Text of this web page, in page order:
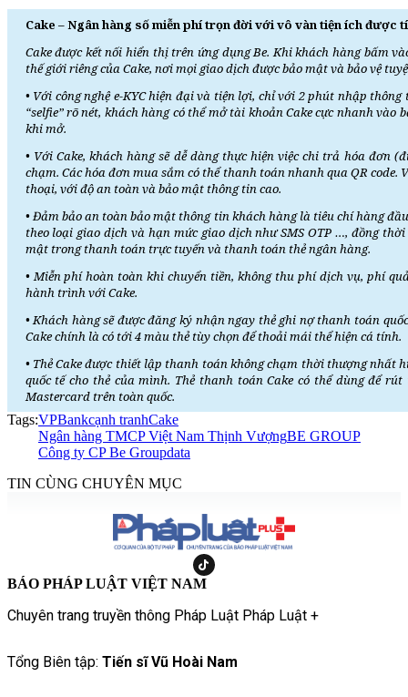
Cake – Ngân hàng số miễn phí trọn đời với vô vàn tiện ích
Cake được kết nối hiển thị trên ứng dụng Be. Khi khách hàng bấm
thế giới riêng của Cake, nơi mọi giao dịch được bảo mật và bảo vệ
• Với công nghệ e-KYC hiện đại và tiện lợi, chỉ với 2 phút nhập
“selfie” rõ nét, khách hàng có thể mở tài khoản Cake cực nhanh
khi mở.
• Với Cake, khách hàng sẽ dễ dàng thực hiện việc chi trả hóa
chạm. Các hóa đơn mua sắm có thể thanh toán nhanh qua QR
thoại, với độ an toàn và bảo mật thông tin cao.
• Đảm bảo an toàn bảo mật thông tin khách hàng là tiêu chí hàng
theo loại giao dịch và hạn mức giao dịch như SMS OTP …, đồng
mật trong thanh toán trực tuyến và thanh toán thẻ ngân hàng.
• Miễn phí hoàn toàn khi chuyển tiền, không thu phí dịch vụ, phí
hành trình với Cake.
• Khách hàng sẽ được đăng ký nhận ngay thẻ ghi nợ thanh toán
Cake chính là có tới 4 màu thẻ tùy chọn để thoải mái thể hiện cá tính.
• Thẻ Cake được thiết lập thanh toán không chạm thời thượng
quốc tế cho thẻ của mình. Thẻ thanh toán Cake có thể dùng để
Mastercard trên toàn quốc.
Tags:VPBankcạnh tranhCake
Ngân hàng TMCP Việt Nam Thịnh VượngBE GROUP
Công ty CP Be Groupdata
TIN CÙNG CHUYÊN MỤC
BÁO PHÁP LUẬT VIỆT NAM
Chuyên trang truyền thông Pháp Luật Pháp Luật +
Tổng Biên tập: Tiến sĩ Vũ Hoài Nam